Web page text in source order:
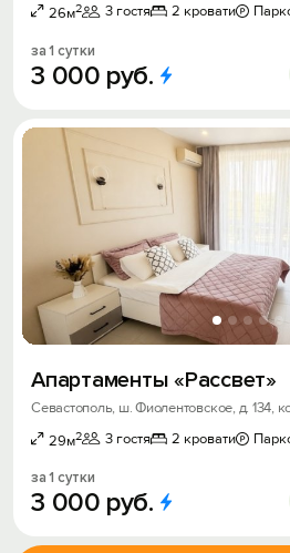
26м2 3 гостя 2 кровати
за 1 сутки
3 000 руб.
Апартаменты «Рассвет»
Севастополь, ш. Фиолентовское, д. 134,
29м2 3 гостя 2 кровати
за 1 сутки
3 000 руб.